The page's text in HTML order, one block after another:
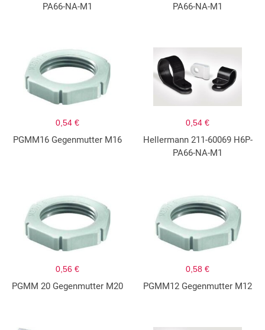
PA66-NA-M1
PA66-NA-M1
0,54 €
PGMM16 Gegenmutter M16
0,54 €
Hellermann 211-60069 H6P-
PA66-NA-M1
0,56 €
PGMM 20 Gegenmutter M20
0,58 €
PGMM12 Gegenmutter M12